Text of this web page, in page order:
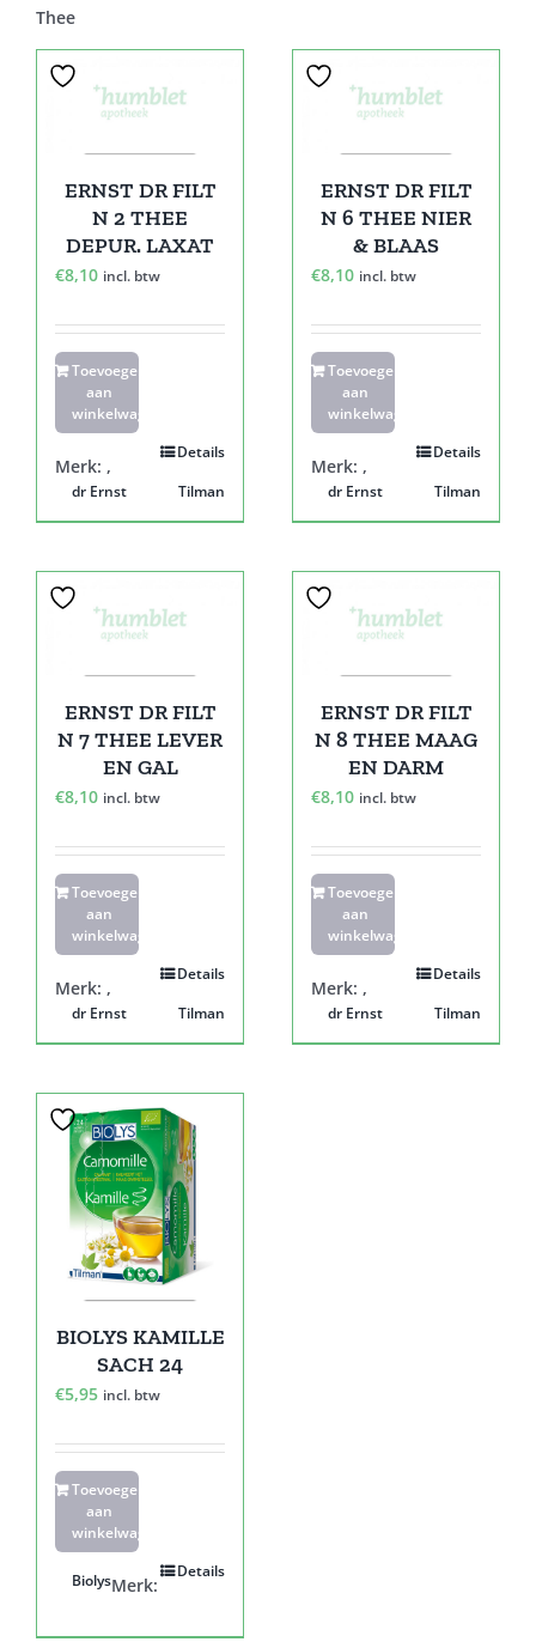
Thee
ERNST DR FILT
N 2 THEE
DEPUR. LAXAT
€8,10 incl. btw
Toevoegen
aan
winkelwagen
Details
Merk:
dr Ernst
,
Tilman
ERNST DR FILT
N 6 THEE NIER
& BLAAS
€8,10 incl. btw
Toevoegen
aan
winkelwagen
Details
Merk:
dr Ernst
,
Tilman
ERNST DR FILT
N 7 THEE LEVER
EN GAL
€8,10 incl. btw
Toevoegen
aan
winkelwagen
Details
Merk:
dr Ernst
,
Tilman
ERNST DR FILT
N 8 THEE MAAG
EN DARM
€8,10 incl. btw
Toevoegen
aan
winkelwagen
Details
Merk:
dr Ernst
,
Tilman
BIOLYS KAMILLE
SACH 24
€5,95 incl. btw
Toevoegen
aan
winkelwagen
Details
Merk:
Biolys